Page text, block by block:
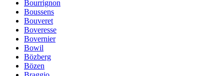
Bourrignon
Boussens
Bouveret
Boveresse
Bovernier
Bowil
Bözberg
Bözen